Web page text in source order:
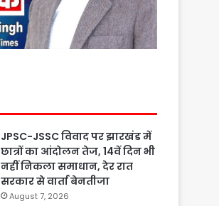
JPSC-JSSC विवाद पर झारखंड में
छात्रों का आंदोलन तेज, 14वें दिन भी
नहीं निकला समाधान, देर रात
सरकार से वार्ता बेनतीजा
August 7, 2026